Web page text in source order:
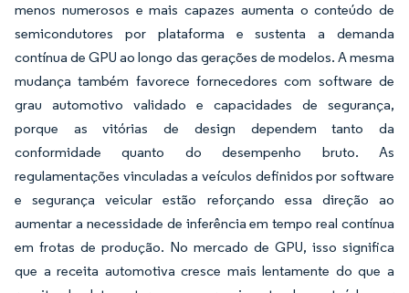
menos numerosos e mais capazes aumenta o conteúdo de
semicondutores por plataforma e sustenta a demanda
contínua de GPU ao longo das gerações de modelos. A mesma
mudança também favorece fornecedores com software de
grau automotivo validado e capacidades de segurança,
porque as vitórias de design dependem tanto da
conformidade quanto do desempenho bruto. As
regulamentações vinculadas a veículos definidos por software
e segurança veicular estão reforçando essa direção ao
aumentar a necessidade de inferência em tempo real contínua
em frotas de produção. No mercado de GPU, isso significa
que a receita automotiva cresce mais lentamente do que a